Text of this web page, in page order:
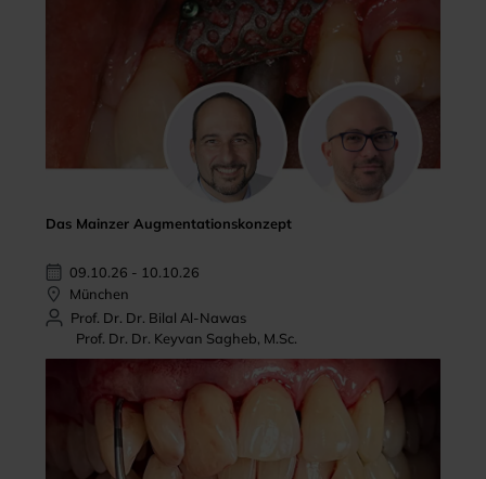
Das Mainzer Augmentationskonzept
09.10.26 - 10.10.26
München
Prof. Dr. Dr. Bilal Al-Nawas
Prof. Dr. Dr. Keyvan Sagheb, M.Sc.